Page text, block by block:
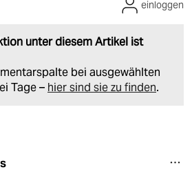
unter diesem Artikel ist
bei ausgewählten
Tage – hier sind sie zu finden.
einloggen